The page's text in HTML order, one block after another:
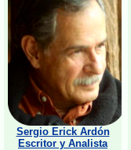
Sergio Erick Ardón
Escritor y Analista